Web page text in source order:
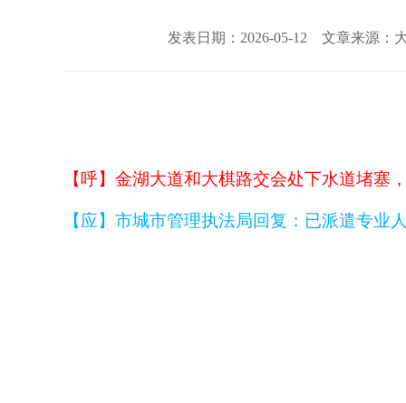
发表日期：2026-05-12 文章来源：
【呼】 金湖大道和大棋路交会处下水道堵塞
【应】 市城市管理执法局回复 ： 已派遣专业